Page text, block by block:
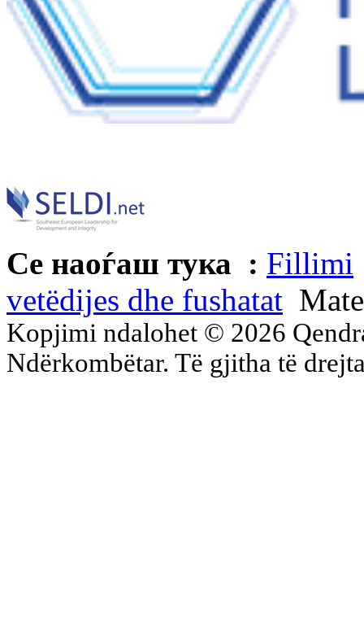
Се наоѓаш тука : Fillimi
vetëdijes dhe fushatat
Kopjimi ndalohet © 2026
Ndërkombëtar. Të gjitha të